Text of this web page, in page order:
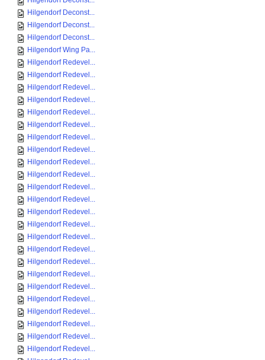
Hilgendorf Deconst...
Hilgendorf Deconst...
Hilgendorf Deconst...
Hilgendorf Wing Pa...
Hilgendorf Redevel...
Hilgendorf Redevel...
Hilgendorf Redevel...
Hilgendorf Redevel...
Hilgendorf Redevel...
Hilgendorf Redevel...
Hilgendorf Redevel...
Hilgendorf Redevel...
Hilgendorf Redevel...
Hilgendorf Redevel...
Hilgendorf Redevel...
Hilgendorf Redevel...
Hilgendorf Redevel...
Hilgendorf Redevel...
Hilgendorf Redevel...
Hilgendorf Redevel...
Hilgendorf Redevel...
Hilgendorf Redevel...
Hilgendorf Redevel...
Hilgendorf Redevel...
Hilgendorf Redevel...
Hilgendorf Redevel...
Hilgendorf Redevel...
Hilgendorf Redevel...